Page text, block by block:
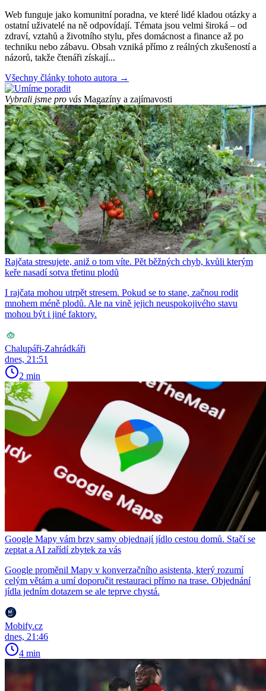
Web funguje jako komunitní poradna, ve které lidé kladou otázky a
ostatní uživatelé na ně odpovídají. Témata jsou velmi široká – od
zdraví, vztahů a životního stylu, přes domácnost a finance až po
techniku nebo zábavu. Obsah vzniká přímo z reálných zkušeností a
názorů, takže čtenáři získají...
Všechny články tohoto autora →
Vybrali jsme pro vás Magazíny a zajímavosti
Rajčata stresujete, aniž o tom víte. Pět běžných chyb, kvůli kterým
keře nasadí sotva třetinu plodů
I rajčata mohou utrpět stresem. Pokud se to stane, začnou rodit
mnohem méně plodů. Ale na vině jejich neuspokojivého stavu
mohou být i jiné faktory.
Chalupáři-Zahrádkáři
dnes, 21:51
2 min
Google Mapy vám brzy samy objednají jídlo cestou domů. Stačí se
zeptat a AI zařídí zbytek za vás
Google proměnil Mapy v konverzačního asistenta, který rozumí
celým větám a umí doporučit restauraci přímo na trase. Objednání
jídla jedním dotazem se ale teprve chystá.
Mobify.cz
dnes, 21:46
4 min